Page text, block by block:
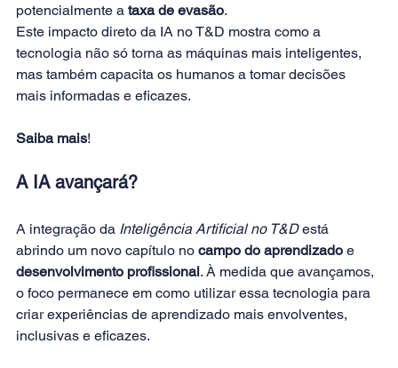
potencialmente a taxa de evasão.
Este impacto direto da IA no T&D mostra como a
tecnologia não só torna as máquinas mais inteligentes,
mas também capacita os humanos a tomar decisões
mais informadas e eficazes.
Saiba mais!
A IA avançará?
A integração da Inteligência Artificial no T&D está
abrindo um novo capítulo no campo do aprendizado e
desenvolvimento profissional. À medida que avançamos,
o foco permanece em como utilizar essa tecnologia para
criar experiências de aprendizado mais envolventes,
inclusivas e eficazes.